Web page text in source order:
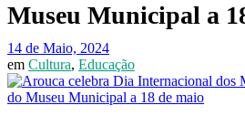
Museu Municipal a
14 de Maio, 2024
em Cultura, Educação